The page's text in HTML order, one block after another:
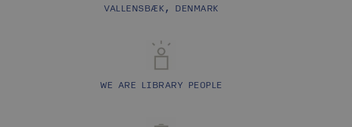
VALLENSBÆK, DENMARK
WE ARE LIBRARY PEOPLE